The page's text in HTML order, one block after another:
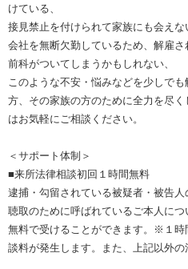
けている、
接見禁止を付けられて家族にも会えな
会社を無断欠勤しているため、解雇さ
前科がついてしまうかもしれない、
このような不安・悩みなどを少しで
方、その家族の方のために全力を尽
はお気軽にご相談ください。
＜サポート体制＞
■来所法律相談初回１時間無料
逮捕・勾留されている被疑者・被告
聴取のために呼ばれているご本人に
無料で受けることができます。※１時
談料が発生します。また、上記以外の